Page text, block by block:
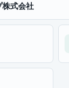
株式会社